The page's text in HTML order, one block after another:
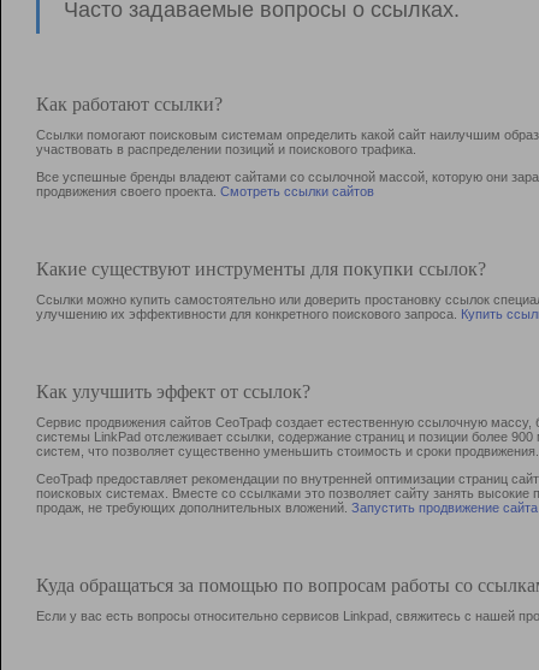
Часто задаваемые вопросы о ссылках.
Как работают ссылки?
Ссылки помогают поисковым системам определить какой сайт наилучшим
участвовать в раcпределении позиций и поискового трафика.
Все успешные бренды владеют сайтами со ссылочной массой, которую они
продвижения своего проекта. Смотреть ссылки сайтов
Какие существуют инструменты для покупки ссылок?
Ссылки можно купить самостоятельно или доверить простановку ссылок
улучшению их эффективности для конкретного поискового запроса. Купить
Как улучшить эффект от ссылок?
Сервис продвижения сайтов СеоТраф создает естественную ссылочную
системы LinkPad отслеживает ссылки, содержание страниц и позиции более
систем, что позволяет существенно уменьшить стоимость и сроки продвижения.
СеоТраф предоставляет рекомендации по внутренней оптимизации страниц
поисковых системах. Вместе со ссылками это позволяет сайту занять
продаж, не требующих дополнительных вложений. Запустить продвижение сайта
Куда обращаться за помощью по вопросам работы со
Если у вас есть вопросы относительно сервисов Linkpad, свяжитесь с нашей